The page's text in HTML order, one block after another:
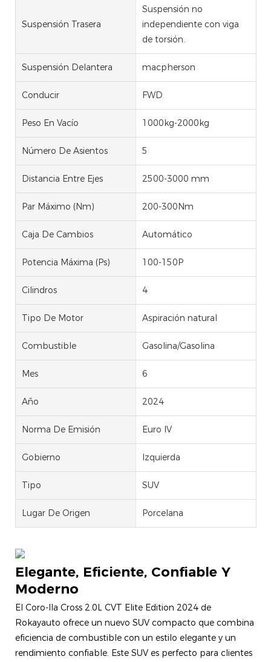
Suspensión Trasera
Suspensión no
independiente con viga
de torsión.
Suspensión Delantera macpherson
Conducir FWD
Peso En Vacío 1000kg-2000kg
Número De Asientos 5
Distancia Entre Ejes 2500-3000 mm
Par Máximo (Nm) 200-300Nm
Caja De Cambios Automático
Potencia Máxima (Ps) 100-150P
Cilindros 4
Tipo De Motor Aspiración natural
Combustible Gasolina/Gasolina
Mes 6
Año 2024
Norma De Emisión Euro IV
Gobierno Izquierda
Tipo SUV
Lugar De Origen Porcelana
Elegante, Eficiente, Confiable Y
Moderno
El Coro-lla Cross 2.0L CVT Elite Edition 2024 de
Rokayauto ofrece un nuevo SUV compacto que combina
eficiencia de combustible con un estilo elegante y un
rendimiento confiable. Este SUV es perfecto para clientes